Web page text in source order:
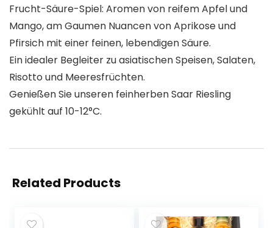
Frucht-Säure-Spiel: Aromen von reifem Apfel und
Mango, am Gaumen Nuancen von Aprikose und
Pfirsich mit einer feinen, lebendigen Säure.
Ein idealer Begleiter zu asiatischen Speisen, Salaten,
Risotto und Meeresfrüchten.
Genießen Sie unseren feinherben Saar Riesling
gekühlt auf 10-12°C.
Related Products